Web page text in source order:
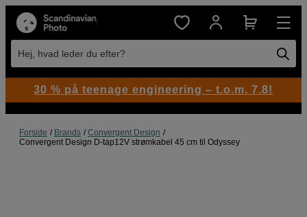
Hej, hvad leder du efter?
Forside Brands
Convergent Design
Convergent Design D-tap12V strømkabel 45 cm til Odyssey
30 % på teenage engineering – t.o.m. 7.8!